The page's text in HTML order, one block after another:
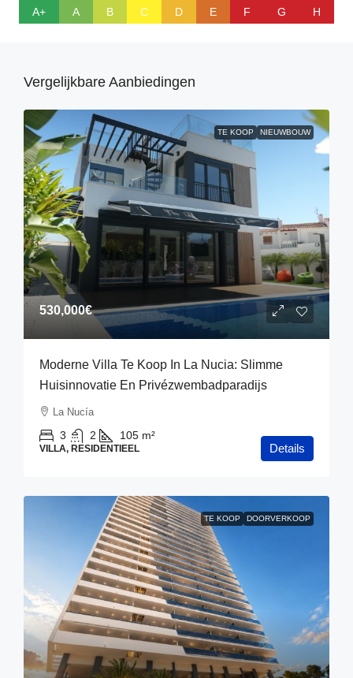
A+ A B C D E F G H
Vergelijkbare Aanbiedingen
TE KOOP NIEUWBOUW
530,000€
Moderne Villa Te Koop In La Nucia: Slimme
Huisinnovatie En Privézwembadparadijs
La Nucía
3 2 105 m²
VILLA, RESIDENTIEEL Details
TE KOOP DOORVERKOOP